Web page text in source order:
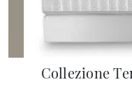
Collezione